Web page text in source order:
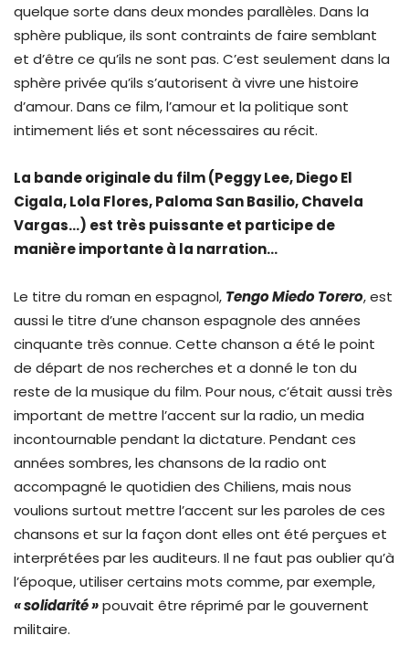
quelque sorte dans deux mondes parallèles. Dans la
sphère publique, ils sont contraints de faire semblant
et d’être ce qu’ils ne sont pas. C’est seulement dans la
sphère privée qu’ils s’autorisent à vivre une histoire
d’amour. Dans ce film, l’amour et la politique sont
intimement liés et sont nécessaires au récit.
La bande originale du film (Peggy Lee, Diego El
Cigala, Lola Flores, Paloma San Basilio, Chavela
Vargas…) est très puissante et participe de
manière importante à la narration…
Le titre du roman en espagnol, Tengo Miedo Torero, est
aussi le titre d’une chanson espagnole des années
cinquante très connue. Cette chanson a été le point
de départ de nos recherches et a donné le ton du
reste de la musique du film. Pour nous, c’était aussi très
important de mettre l’accent sur la radio, un media
incontournable pendant la dictature. Pendant ces
années sombres, les chansons de la radio ont
accompagné le quotidien des Chiliens, mais nous
voulions surtout mettre l’accent sur les paroles de ces
chansons et sur la façon dont elles ont été perçues et
interprétées par les auditeurs. Il ne faut pas oublier qu’à
l’époque, utiliser certains mots comme, par exemple,
« solidarité »pouvait être réprimé par le gouvernent
militaire.